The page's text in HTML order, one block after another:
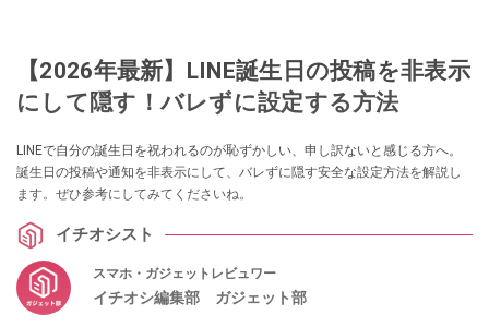
【2026年最新】LINE誕生日の投稿を非表示
にして隠す！バレずに設定する方法
LINEで自分の誕生日を祝われるのが恥ずかしい、申し訳ないと感じる方へ。
誕生日の投稿や通知を非表示にして、バレずに隠す安全な設定方法を解説し
ます。ぜひ参考にしてみてくださいね。
イチオシスト
スマホ・ガジェットレビュワー
イチオシ編集部 ガジェット部